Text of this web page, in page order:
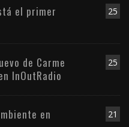
25
el primer
25
de Carme
InOutRadio
21
en